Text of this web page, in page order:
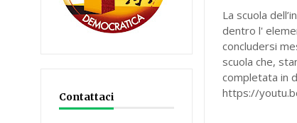
Contattaci
La scuola
dentro l'
concludersi
scuola che,
completata in
https://